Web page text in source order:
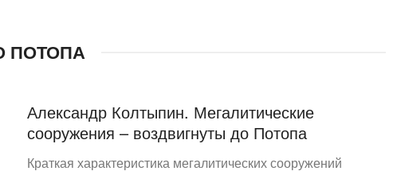
ПОТОПА
Александр Колтыпин. Мегалитические
сооружения – воздвигнуты до Потопа
Краткая характеристика мегалитических сооружений